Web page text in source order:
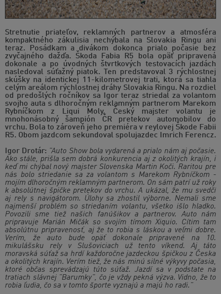
Stretnutie priateľov, reklamných partnerov a atmosféra
kompaktného zákulisia nechýbala na Slovakia Ringu ani
teraz. Posádkam a divákom dokonca prialo počasie bez
zvyčajného dažďa. Škoda Fabia R5 bola opäť pripravená
dokonale a po úvodných štvrtkových testovacích jazdách
nasledoval súťažný piatok. Ten predstavoval 3 rýchlostnej
skúšky na identickej 11-kilometrovej trati, ktorá sa tiahla
celým areálom rýchlostnej dráhy Slovakia Ringu. Na rozdiel
od predošlých ročníkov sa Igor teraz striedal za volantom
svojho auta s dlhoročným reklamným partnerom Marekom
Rybníčkom z Liqui Moly. Český majster volantu je
mnohonásobný šampión ČR pretekov automobilov do
vrchu. Bola to zároveň jeho premiéra v reylovej Škode Fabii
R5. Obom jazdcom sekundoval spolujazdec Imrich Ferencz.
Igor Drotár: "Auto Show bola vydarená a prialo nám aj počasie.
Ako stále, prišla sem dobrá konkurencia aj z okolitých krajín, i
keď mi chýbal nový majster Slovenska Martin Koči. Raritou pre
nás bolo striedanie sa za volantom s Marekom Rybníčkom -
mojím dlhoročným reklamným partnerom. On sám patrí už roky
k absolútnej špičke pretekov do vrchu. A ukázal, že mu svedčí
aj rely s navigátorom. Úlohy sa zhostil výborne. Nemali sme
najmenší problém so striedaním volantu, všetko išlo hladko.
Povozili sme tiež našich fanúšikov a partnerov. Auto nám
pripravuje Marián Mičák so svojím tímom Xiquio. Cítim tam
absolútnu pripravenosť, aj že to robia s láskou a veľmi dobre.
Verím, že auto bude opäť dokonale pripravené na 10.
mikulášsku rely v Slušoviciach už tento víkend. Aj táto
moravská súťaž sa hrdí každoročne jazdeckou špičkou z Česka
a okolitých krajín. Verím tiež, že nás minú silné výkyvy počasia,
ktoré občas sprevádzajú túto súťaž. Jazdí sa v podstate na
tratiach slávnej "Barumky", čo je vždy pekná výzva. Vidno, že to
robia ľudia, čo sa v tomto športe vyznajú a majú ho radi."